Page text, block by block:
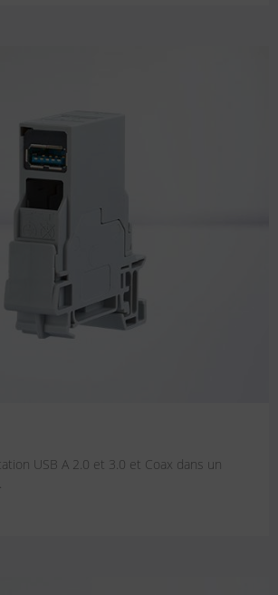
USB A 2.0 et 3.0 et Coax dans un